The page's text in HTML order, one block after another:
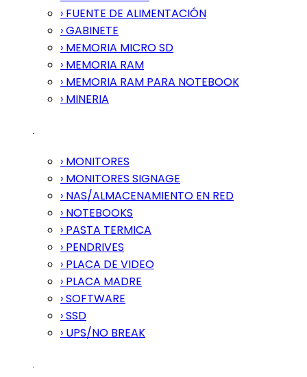
› FUENTE DE ALIMENTACIÓN
› GABINETE
› MEMORIA MICRO SD
› MEMORIA RAM
› MEMORIA RAM PARA NOTEBOOK
› MINERIA
› MONITORES
› MONITORES SIGNAGE
› NAS/ALMACENAMIENTO EN RED
› NOTEBOOKS
› PASTA TERMICA
› PENDRIVES
› PLACA DE VIDEO
› PLACA MADRE
› SOFTWARE
› SSD
› UPS/NO BREAK